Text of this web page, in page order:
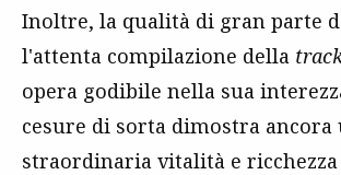
Inoltre, la qualità di gran parte
l'attenta compilazione della
opera godibile nella sua
cesure di sorta dimostra ancora
straordinaria vitalità e